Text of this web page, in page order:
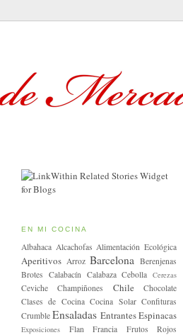
EN MI COCINA
Albahaca Alcachofas Alimentación Ecológica
Aperitivos Arroz Barcelona
Berenjenas
Brotes Calabacín Calabaza Cebolla Cerezas
Ceviche Champiñones Chile
Chocolate
Clases de Cocina Cocina Solar Confituras
Crumble Ensaladas EntrantesEspinacas
Exposiciones Flan Francia
Frutos Rojos